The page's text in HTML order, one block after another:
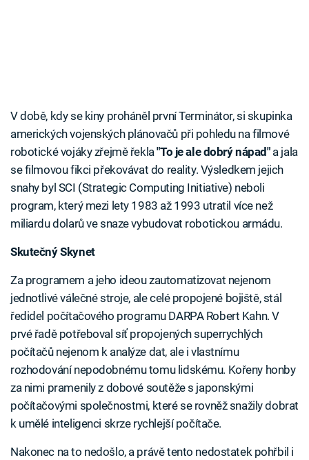
V době, kdy se kiny proháněl první Terminátor, si skupinka
amerických vojenských plánovačů při pohledu na filmové
robotické vojáky zřejmě řekla"To je ale dobrý nápad"a jala
se filmovou fikci překovávat do reality. Výsledkem jejich
snahy byl SCI (Strategic Computing Initiative) neboli
program, který mezi lety 1983 až 1993 utratil více než
miliardu dolarů ve snaze vybudovat robotickou armádu.
Skutečný Skynet
Za programem a jeho ideou zautomatizovat nejenom
jednotlivé válečné stroje, ale celé propojené bojiště, stál
ředidel počítačového programu DARPA Robert Kahn. V
prvé řadě potřeboval síť propojených superrychlých
počítačů nejenom k analýze dat, ale i vlastnímu
rozhodování nepodobnému tomu lidskému. Kořeny honby
za nimi pramenily z dobové soutěže s japonskými
počítačovými společnostmi, které se rovněž snažily dobrat
k umělé inteligenci skrze rychlejší počítače.
Nakonec na to nedošlo, a právě tento nedostatek pohřbil i